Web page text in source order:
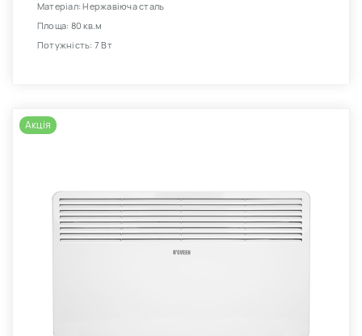
Матеріал: Нержавіюча сталь
Площа: 80 кв.м
Потужність: 7 Вт
Акція